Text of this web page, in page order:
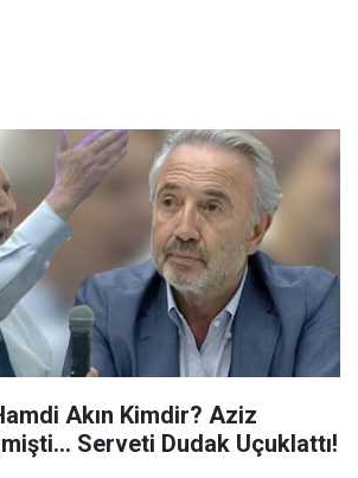
Akın Kimdir? Aziz
Serveti Dudak Uçuklattı!